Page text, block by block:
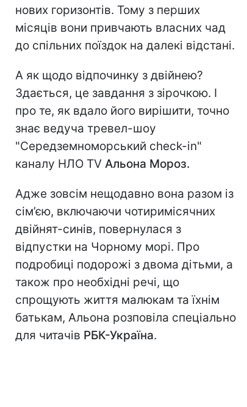
нових горизонтів. Тому з перших
місяців вони привчають власних чад
до спільних поїздок на далекі відстані.
А як щодо відпочинку з двійнею?
Здається, це завдання з зірочкою. І
про те, як вдало його вирішити, точно
знає ведуча тревел-шоу
"Середземноморський check-in"
каналу НЛО TV Альона Мороз.
Адже зовсім нещодавно вона разом із
сім’єю, включаючи чотиримісячних
двійнят-синів, повернулася з
відпустки на Чорному морі. Про
подробиці подорожі з двома дітьми, а
також про необхідні речі, що
спрощують життя малюкам та їхнім
батькам, Альона розповіла спеціально
для читачів РБК-Україна.